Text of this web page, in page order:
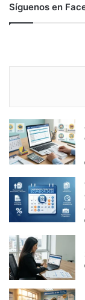
Síguenos en